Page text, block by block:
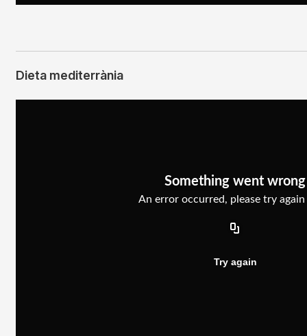
Dieta mediterrània